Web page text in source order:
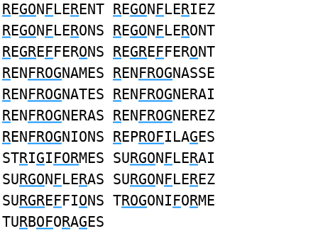
REGONFLERENT REGONFLERIEZ
REGONFLERONS REGONFLERONT
REGREFFERONS REGREFFERONT
RENFROGNAMES RENFROGNASSE
RENFROGNATES RENFROGNERAI
RENFROGNERAS RENFROGNEREZ
RENFROGNIONS REPROFILAGES
STRIGIFORMES SURGONFLERAI
SURGONFLERAS SURGONFLEREZ
SURGREFFIONS TROGONIFORME
TURBOFORAGES